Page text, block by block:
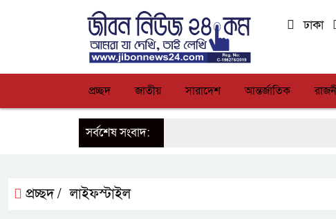
ঢাকা
প্রচ্ছদ জাতীয় সারাদেশ আন্তর্জাতিক
সর্বশেষ সংবাদ:
প্রচ্ছদ / লাইফস্টাইল